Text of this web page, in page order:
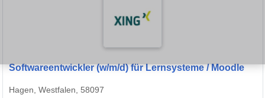
Softwareentwickler (w/m/d) für Lernsysteme / Moodle
Hagen, Westfalen, 58097